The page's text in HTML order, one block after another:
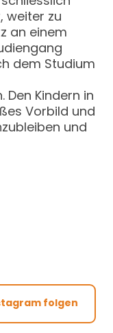
weiter zu
an einem
dem Studium
Kindern in
Vorbild und
und
folgen